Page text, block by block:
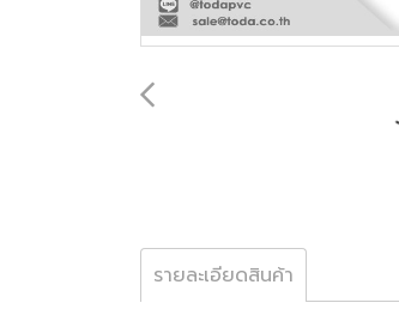
รายละเอียดสินค้า